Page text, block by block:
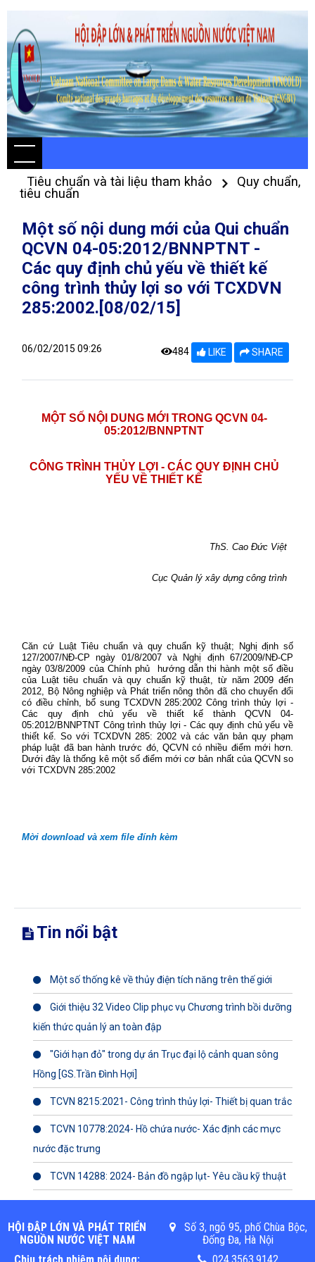
Tiêu chuẩn và tài liệu tham khảo
Quy chuẩn,
tiêu chuẩn
Một số nội dung mới của Qui chuẩn
QCVN 04-05:2012/BNNPTNT -
Các quy định chủ yếu về thiết kế
công trình thủy lợi so với TCXDVN
285:2002.[08/02/15]
06/02/2015 09:26 484 LIKE SHARE
MỘT SỐ NỘI DUNG MỚI TRONG QCVN 04-
05:2012/BNNPTNT
CÔNG TRÌNH THỦY LỢI - CÁC QUY ĐỊNH CHỦ
YẾU VỀ THIẾT KẾ
ThS. Cao Đức Việt
Cục Quản lý xây dựng công trình
Căn cứ Luật Tiêu chuẩn và quy chuẩn kỹ thuật; Nghị định số
127/2007/NĐ-CP ngày 01/8/2007 và Nghị định 67/2009/NĐ-CP
ngày 03/8/2009 của Chính phủ
hướng dẫn thi hành một số điều
của Luật tiêu chuẩn và quy chuẩn kỹ thuật, từ năm 2009 đến
2012, Bộ Nông nghiệp và Phát triển nông thôn đã cho chuyển đổi
có điều chỉnh, bổ sung TCXDVN 285:2002Công trình thủy lợi -
Các quy định chủ yếu về thiết kế thành QCVN 04-
05:2012/BNNPTNT Công trình thủy lợi - Các quy định chủ yếu về
thiết kế. So với TCXDVN 285: 2002 và các văn bản quy phạm
pháp luật đã ban hành trước đó, QCVN có nhiều điểm mới hơn.
Dưới đây là thống kê một số điểm mới cơ bản nhất của QCVN so
với TCXDVN 285:2002
Mời download và xem file đính kèm
Tin nổi bật
Một số thống kê về thủy điện tích năng trên thế giới
Giới thiệu 32 Video Clip phục vụ Chương trình bồi dưỡng
kiến thức quản lý an toàn đập
"Giới hạn đỏ" trong dự án Trục đại lộ cảnh quan sông
Hồng [GS.Trần Đình Hợi]
TCVN 8215:2021- Công trình thủy lợi- Thiết bị quan trắc
TCVN 10778:2024- Hồ chứa nước- Xác định các mực
nước đặc trưng
TCVN 14288: 2024- Bản đồ ngập lụt- Yêu cầu kỹ thuật
HỘI ĐẬP LỚN VÀ PHÁT TRIỂN
NGUỒN NƯỚC VIỆT NAM
Số 3, ngõ 95, phố Chùa Bộc,
Đống Đa, Hà Nội